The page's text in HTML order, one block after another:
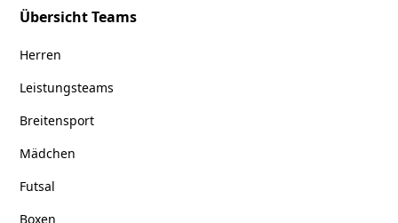
Übersicht Teams
Herren
Leistungsteams
Breitensport
Mädchen
Futsal
Boxen